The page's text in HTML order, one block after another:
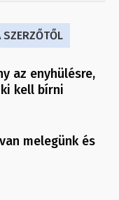
SZERZŐTŐL
az enyhülésre,
kell bírni
melegünk és